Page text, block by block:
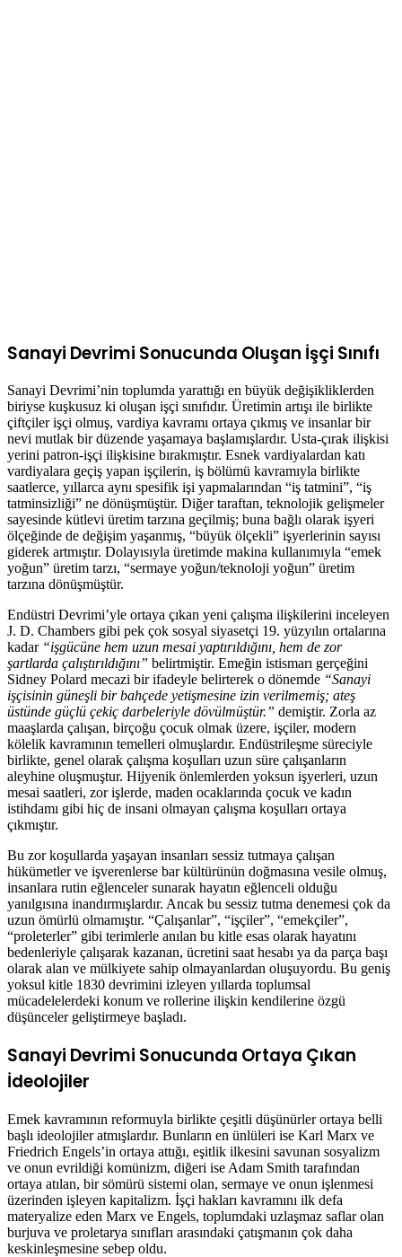
Sanayi Devrimi Sonucunda Oluşan İşçi Sınıfı
Sanayi Devrimi’nin toplumda yarattığı en büyük değişikliklerden
biriyse kuşkusuz ki oluşan işçi sınıfıdır. Üretimin artışı ile birlikte
çiftçiler işçi olmuş, vardiya kavramı ortaya çıkmış ve insanlar bir
nevi mutlak bir düzende yaşamaya başlamışlardır. Usta-çırak ilişkisi
yerini patron-işçi ilişkisine bırakmıştır. Esnek vardiyalardan katı
vardiyalara geçiş yapan işçilerin, iş bölümü kavramıyla birlikte
saatlerce, yıllarca aynı spesifik işi yapmalarından “iş tatmini”, “iş
tatminsizliği” ne dönüşmüştür. Diğer taraftan, teknolojik gelişmeler
sayesinde kütlevi üretim tarzına geçilmiş; buna bağlı olarak işyeri
ölçeğinde de değişim yaşanmış, “büyük ölçekli” işyerlerinin sayısı
giderek artmıştır. Dolayısıyla üretimde makina kullanımıyla “emek
yoğun” üretim tarzı, “sermaye yoğun/teknoloji yoğun” üretim
tarzına dönüşmüştür.
Endüstri Devrimi’yle ortaya çıkan yeni çalışma ilişkilerini inceleyen
J. D. Chambers gibi pek çok sosyal siyasetçi 19. yüzyılın ortalarına
kadar “işgücüne hem uzun mesai yaptırıldığını, hem de zor
şartlarda çalıştırıldığını” belirtmiştir. Emeğin istismarı gerçeğini
Sidney Polard mecazi bir ifadeyle belirterek o dönemde “Sanayi
işçisinin güneşli bir bahçede yetişmesine izin verilmemiş; ateş
üstünde güçlü çekiç darbeleriyle dövülmüştür.” demiştir. Zorla az
maaşlarda çalışan, birçoğu çocuk olmak üzere, işçiler, modern
kölelik kavramının temelleri olmuşlardır. Endüstrileşme süreciyle
birlikte, genel olarak çalışma koşulları uzun süre çalışanların
aleyhine oluşmuştur. Hijyenik önlemlerden yoksun işyerleri, uzun
mesai saatleri, zor işlerde, maden ocaklarında çocuk ve kadın
istihdamı gibi hiç de insani olmayan çalışma koşulları ortaya
çıkmıştır.
Bu zor koşullarda yaşayan insanları sessiz tutmaya çalışan
hükümetler ve işverenlerse bar kültürünün doğmasına vesile olmuş,
insanlara rutin eğlenceler sunarak hayatın eğlenceli olduğu
yanılgısına inandırmışlardır. Ancak bu sessiz tutma denemesi çok da
uzun ömürlü olmamıştır. “Çalışanlar”, “işçiler”, “emekçiler”,
“proleterler” gibi terimlerle anılan bu kitle esas olarak hayatını
bedenleriyle çalışarak kazanan, ücretini saat hesabı ya da parça başı
olarak alan ve mülkiyete sahip olmayanlardan oluşuyordu. Bu geniş
yoksul kitle 1830 devrimini izleyen yıllarda toplumsal
mücadelelerdeki konum ve rollerine ilişkin kendilerine özgü
düşünceler geliştirmeye başladı.
Sanayi Devrimi Sonucunda Ortaya Çıkan
İdeolojiler
Emek kavramının reformuyla birlikte çeşitli düşünürler ortaya belli
başlı ideolojiler atmışlardır. Bunların en ünlüleri ise Karl Marx ve
Friedrich Engels’in ortaya attığı, eşitlik ilkesini savunan sosyalizm
ve onun evrildiği komünizm, diğeri ise Adam Smith tarafından
ortaya atılan, bir sömürü sistemi olan, sermaye ve onun işlenmesi
üzerinden işleyen kapitalizm. İşçi hakları kavramını ilk defa
materyalize eden Marx ve Engels, toplumdaki uzlaşmaz saflar olan
burjuva ve proletarya sınıfları arasındaki çatışmanın çok daha
keskinleşmesine sebep oldu.